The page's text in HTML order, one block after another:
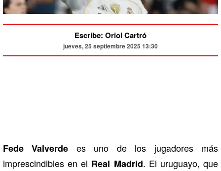
Escribe: Oriol Cartró
jueves, 25 septiembre 2025 13:30
Fede Valverde es uno de los jugadores más
imprescindibles en el Real Madrid. El uruguayo, que